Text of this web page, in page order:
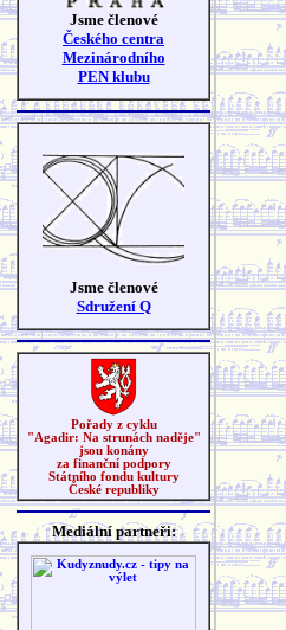
Jsme členové
Českého centra
Mezinárodního
PEN klubu
Jsme členové
Sdružení Q
Pořady z cyklu
"Agadir: Na strunách naděje"
jsou konány
za finanční podpory
Státního fondu kultury
České republiky
Mediální partneři: